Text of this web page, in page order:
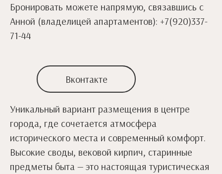
Бронировать можете напрямую, связавшись с
Анной (владелицей апартаментов): +7(920)337-
71-44
Вконтакте
Уникальный вариант размещения в центре
города, где сочетается атмосфера
исторического места и современный комфорт.
Высокие своды, вековой кирпич, старинные
предметы быта — это настоящая туристическая